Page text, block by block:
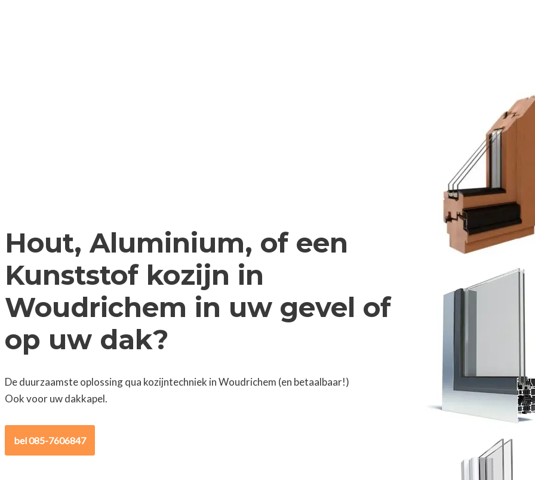
Hout, Aluminium, of een
Kunststof kozijn in
Woudrichem in uw gevel of
op uw dak?
De duurzaamste oplossing qua kozijntechniek in Woudrichem (en betaalbaar!)
Ook voor uw dakkapel.
bel 085-7606847